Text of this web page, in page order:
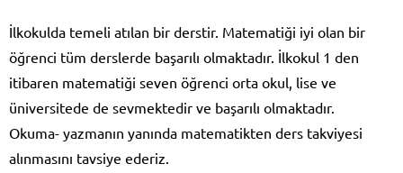
İlkokulda temeli atılan bir derstir. Matematiği iyi olan bir
öğrenci tüm derslerde başarılı olmaktadır. İlkokul 1 den
itibaren matematiği seven öğrenci orta okul, lise ve
üniversitede de sevmektedir ve başarılı olmaktadır.
Okuma- yazmanın yanında matematikten ders takviyesi
alınmasını tavsiye ederiz.